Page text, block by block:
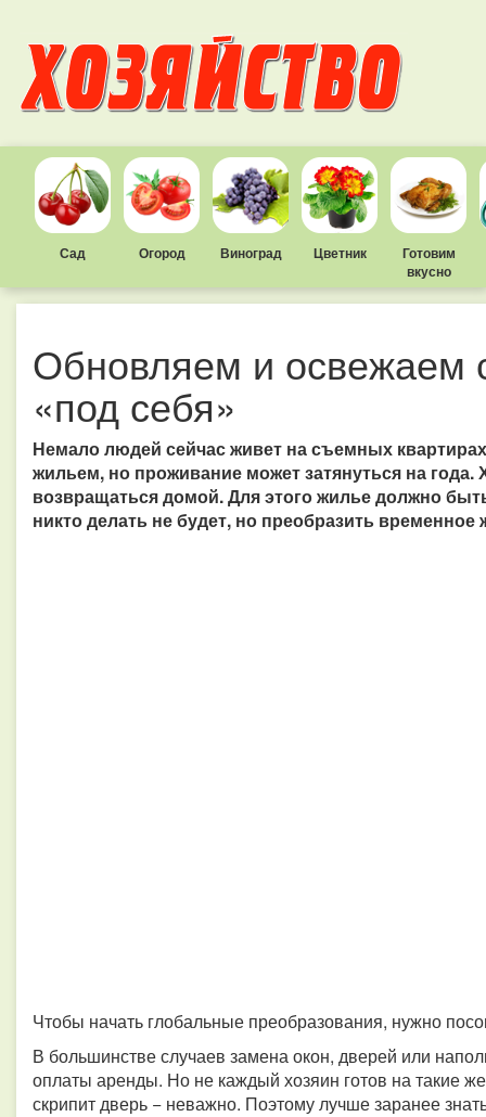
Сад Огород Виноград Цветник
Готовим
вкусно
Обновляем и освежаем
«под себя»
Немало людей сейчас живет на съемных
жильем, но проживание может затянуться на
возвращаться домой. Для этого жилье должно
никто делать не будет, но преобразить
Чтобы начать глобальные преобразования, нужно
В большинстве случаев замена окон, дверей или
оплаты аренды. Но не каждый хозяин готов на такие
скрипит дверь − неважно. Поэтому лучше заранее